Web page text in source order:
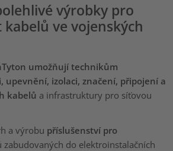
výrobky pro
ve vojenských
umožňují technikům
upevnění, izolaci, značení, připojení a
kabelů a infrastruktury pro síťovou
a výrobu příslušenství pro
zabudovaných do elektroinstalačních